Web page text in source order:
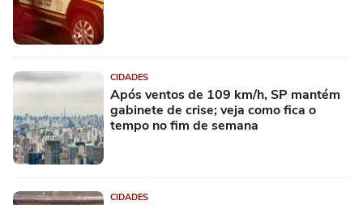
CIDADES
Após ventos de 109 km/h, SP mantém
gabinete de crise; veja como fica o
tempo no fim de semana
CIDADES